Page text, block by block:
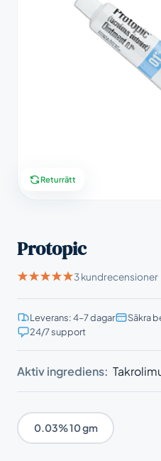
Returrätt
Protopic
3 kundrecensioner
Leverans: 4–7 dagar
Säkra
24/7 support
Aktiv ingrediens:
0.03% 10 gm